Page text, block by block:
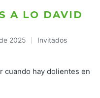
A LO DAVID
2025
Publicado
Invitados
cuando hay dolientes en